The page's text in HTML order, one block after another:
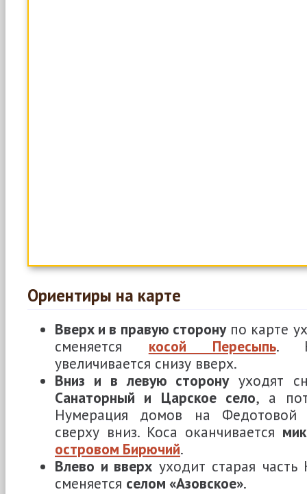
Ориентиры на карте
Вверх и в правую сторонупо карте
сменяется косой Пересыпь.
увеличивается снизу вверх.
Вниз и в левую сторонууходят
Санаторный и Царское село, а
Нумерация домов на Федотовой
сверху вниз. Коса оканчивается
островом Бирючий.
Влево и вверх уходит старая
сменяется селом «Азовское».